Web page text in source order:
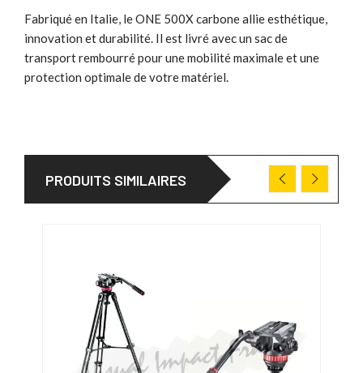
Fabriqué en Italie, le ONE 500X carbone allie esthétique,
innovation et durabilité. Il est livré avec un sac de
transport rembourré pour une mobilité maximale et une
protection optimale de votre matériel.
PRODUITS SIMILAIRES